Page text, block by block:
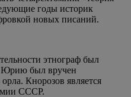
годы историк
новых писаний.
этнограф был
Юрию был вручен
Кнорозов является
СССР.